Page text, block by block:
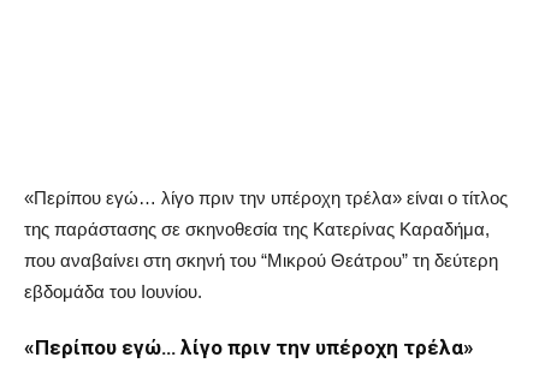
«Περίπου εγώ… λίγο πριν την υπέροχη τρέλα» είναι ο τίτλος
της παράστασης σε σκηνοθεσία της Κατερίνας Καραδήμα,
που αναβαίνει στη σκηνή του “Μικρού Θεάτρου” τη δεύτερη
εβδομάδα του Ιουνίου.
«Περίπου εγώ… λίγο πριν την υπέροχη τρέλα»